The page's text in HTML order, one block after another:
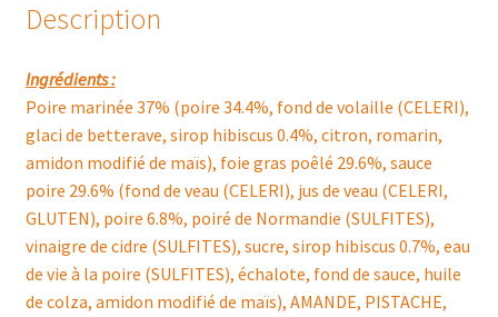
LA
D'HIBISCUS
Description
Ingrédients :
Poire marinée 37% (poire 34.4%, fond de volaille (CELERI),
glaci de betterave, sirop hibiscus 0.4%, citron, romarin,
amidon modifié de maïs), foie gras poêlé 29.6%, sauce
poire 29.6% (fond de veau (CELERI), jus de veau (CELERI,
GLUTEN), poire 6.8%, poiré de Normandie (SULFITES),
vinaigre de cidre (SULFITES), sucre, sirop hibiscus 0.7%, eau
de vie à la poire (SULFITES), échalote, fond de sauce, huile
de colza, amidon modifié de maïs), AMANDE, PISTACHE,